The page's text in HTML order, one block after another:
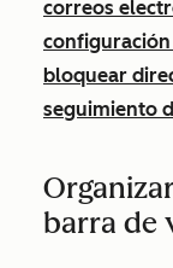
correos
configuración
bloquear
seguimiento
barra de